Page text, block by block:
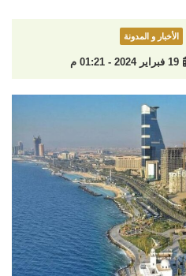
الأخبار و المدونة
19 فبراير 2024 - 01:21 م